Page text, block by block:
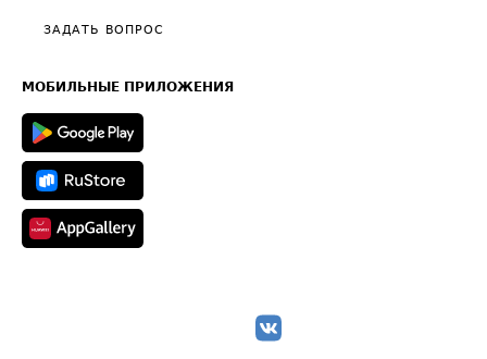
Общие положения
Полезное по перевозкам
Техническая информация
ЗАДАТЬ ВОПРОС
МОБИЛЬНЫЕ ПРИЛОЖЕНИЯ